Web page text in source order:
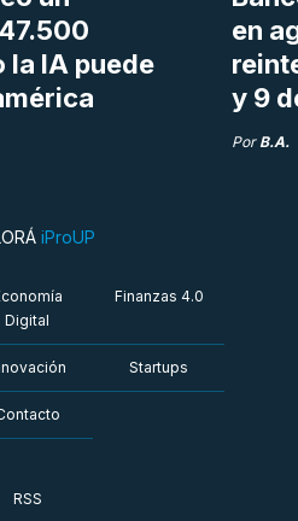
la IA puede
en
y 9
Por B.A.
iProUP
Digital
Finanzas 4.0
Startups
RSS